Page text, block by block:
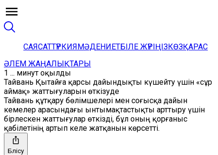
САЯСАТТҮРКИЯМӘДЕНИЕТБІЛЕ ЖҮРІҢІЗКӨЗҚАРАС
ӘЛЕМ ЖАҢАЛЫҚТАРЫ
1 ... минут оқылды
Тайвань Қытайға қарсы дайындықты күшейту үшін «сұр
аймақ» жаттығуларын өткізуде
Тайвань құтқару бөлімшелері мен соғысқа дайын
кемелер арасындағы ынтымақтастықты арттыру үшін
бірлескен жаттығулар өткізді, бұл оның қорғаныс
қабілетінің артып келе жатқанын көрсетті.
Бөлісу